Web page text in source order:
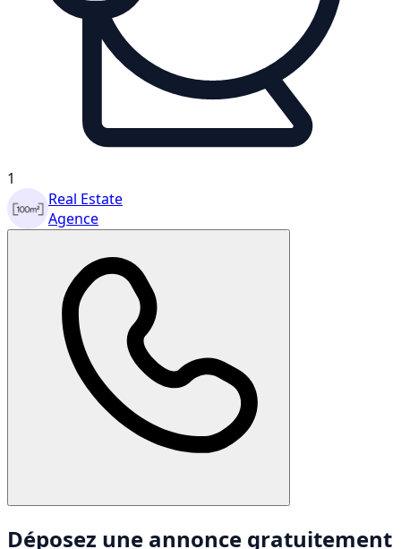
1
Real Estate
Agence
Déposez une annonce gratuitement